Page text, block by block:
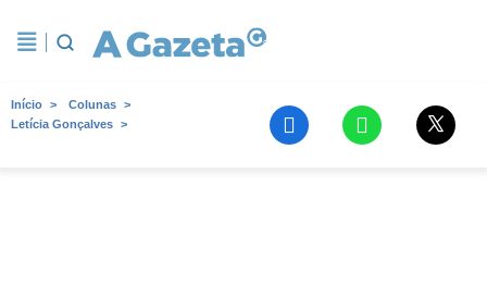
Início
Colunas
Letícia Gonçalves